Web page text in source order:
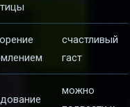
счастливый
гаст
можно